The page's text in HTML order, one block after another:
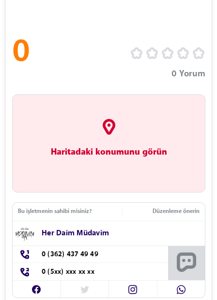
0
0 Yorum
Haritadaki konumunu görün
Bu işletmenin sahibi misiniz? Düzenleme önerin
Her Daim Müdavim
0 (362) 437 49 49
0 (5xx) xxx xx xx